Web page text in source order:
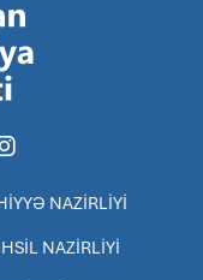
NAZİRLİYİ
NAZİRLİYİ